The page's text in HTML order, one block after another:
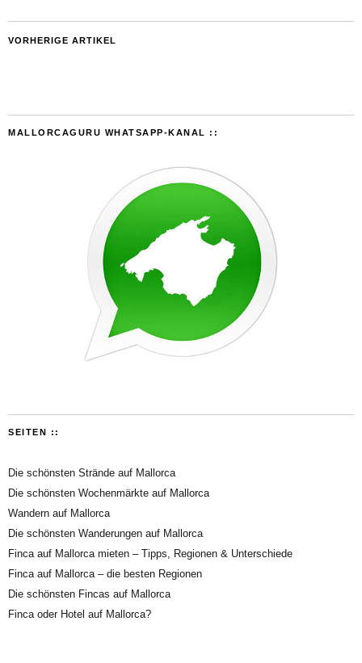
VORHERIGE ARTIKEL
MALLORCAGURU WHATSAPP-KANAL ::
SEITEN ::
Die schönsten Strände auf Mallorca
Die schönsten Wochenmärkte auf Mallorca
Wandern auf Mallorca
Die schönsten Wanderungen auf Mallorca
Finca auf Mallorca mieten – Tipps, Regionen & Unterschiede
Finca auf Mallorca – die besten Regionen
Die schönsten Fincas auf Mallorca
Finca oder Hotel auf Mallorca?